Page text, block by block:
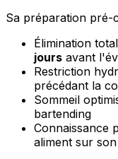
Sa préparation pré-
Élimination
jours avant
Restriction
précédant la
Sommeil
bartending
Connaissance
aliment sur